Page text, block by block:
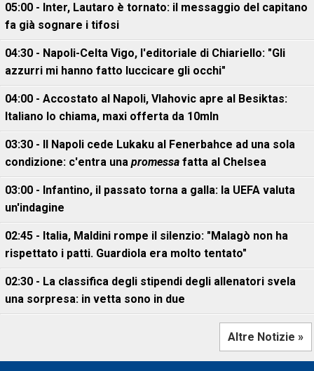
05:00 - Inter, Lautaro è tornato: il messaggio del capitano
fa già sognare i tifosi
04:30 - Napoli-Celta Vigo, l'editoriale di Chiariello: "Gli
azzurri mi hanno fatto luccicare gli occhi"
04:00 - Accostato al Napoli, Vlahovic apre al Besiktas:
Italiano lo chiama, maxi offerta da 10mln
03:30 - Il Napoli cede Lukaku al Fenerbahce ad una sola
condizione: c'entra una promessa fatta al Chelsea
03:00 - Infantino, il passato torna a galla: la UEFA valuta
un'indagine
02:45 - Italia, Maldini rompe il silenzio: "Malagò non ha
rispettato i patti. Guardiola era molto tentato"
02:30 - La classifica degli stipendi degli allenatori svela
una sorpresa: in vetta sono in due
Altre Notizie »